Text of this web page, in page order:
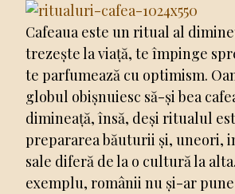
Cafeaua este un ritual al
trezește la viață, te împinge
te parfumează cu optimism.
globul obișnuiesc să-și bea
dimineață, însă, deși ritualul
prepararea băuturii și, uneori,
sale diferă de la o cultură la
exemplu, românii nu și-ar